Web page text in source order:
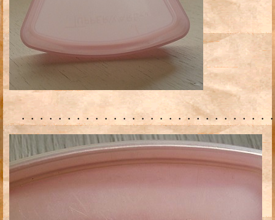
・・・・・・・・・・・・・・・・・・・・・・・・・・・